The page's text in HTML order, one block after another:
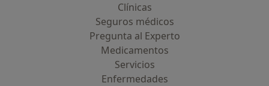
Clínicas
Seguros médicos
Pregunta al Experto
Medicamentos
Servicios
Enfermedades